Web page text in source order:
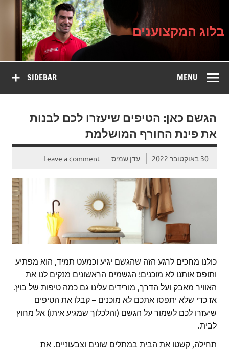
בלוג
המקצוענים
על עיצוב, שיפוץ וטיפוח הבית
בלוג המקצוענים
SIDEBAR MENU
הגשם כאן: הטיפים שיעזרו לכם לבנות
את פינת החורף המושלמת
30 באוקטובר 2022 עדן שמיס Leave a comment
כולנו מחכים לרגע הזה שהגשם יגיע וכמעט תמיד, הוא מפתיע
ותופס אותנו לא מוכנים! הגשמים הראשונים מנקים לנו את
האוויר מאבק ועל הדרך, מורידים עלינו גם כמה טיפות של בוץ.
אז כדי שלא יתפסו אתכם לא מוכנים – קבלו את הטיפים
שיעזרו לכם לשמור על הגשם (והלכלוך שמגיע איתו) אל מחוץ
לבית.
תחילה, קשטו את הבית במתלים שונים וצבעוניים. את